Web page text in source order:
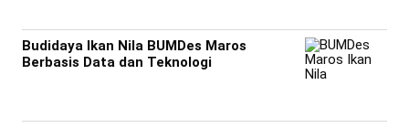
Budidaya Ikan Nila BUMDes Maros
Berbasis Data dan Teknologi